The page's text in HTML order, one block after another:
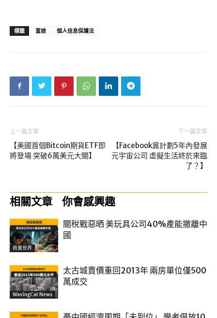
標籤 富途 個人信息保護法
上一篇文章
【美國首個Bitcoin期貨ETF即
將登場 突破6萬美元大關】
下一篇文章
【Facebook冀計劃5年內發展
元宇宙公司 虛擬生活終於來臨
了？】
相關文章 你會感興趣
商業世界
關稅戰惡晒 美玩具公司40%產能撤離中
國
WavingCat News
太古城賣價重回2013年 兩房單位僅500
萬成交